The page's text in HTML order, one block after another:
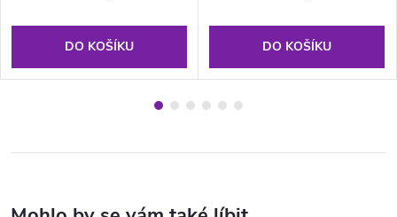
DO KOŠÍKU DO KOŠÍKU